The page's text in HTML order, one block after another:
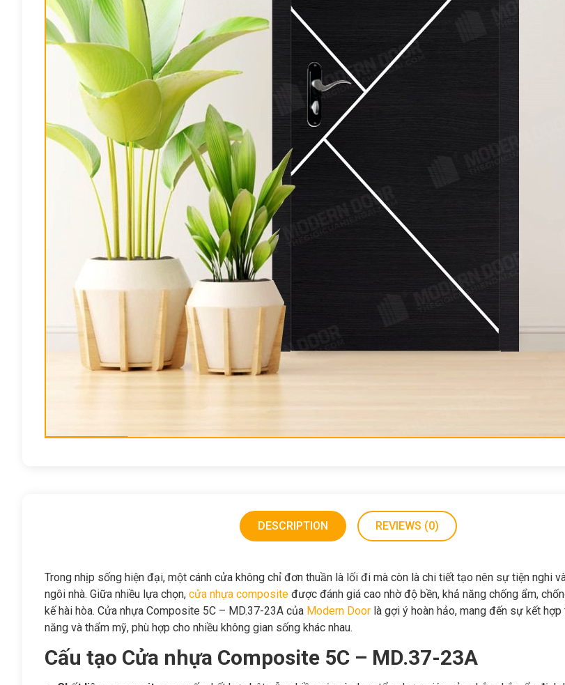
DESCRIPTION REVIEWS (0)
Trong nhịp sống hiện đại, một cánh cửa không chỉ đơn thuần là lối đi mà còn là chi tiết tạo nên sự tiện nghi
ngôi nhà. Giữa nhiều lựa chọn, cửa nhựa composite được đánh giá cao nhờ độ bền, khả năng chống ẩm,
kế hài hòa. Cửa nhựa Composite 5C – MD.37-23A của Modern Door là gợi ý hoàn hảo, mang đến sự kết
năng và thẩm mỹ, phù hợp cho nhiều không gian sống khác nhau.
Cấu tạo Cửa nhựa Composite 5C – MD.37-23A